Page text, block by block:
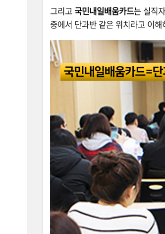
그리고 국민내일배움카드는 실직
중에서 단과반 같은 위치라고 이